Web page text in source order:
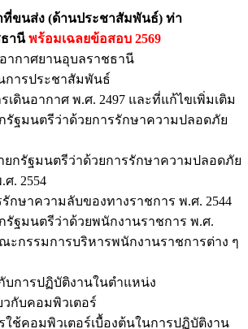
ที่ขนส่ง (ด้านประชาสัมพันธ์) ท่า
านีพร้อมเฉลยข้อสอบ 2569
ากาศยานอุบลราชธานี
การประชาสัมพันธ์
ดินอากาศ พ.ศ. 2497 และที่แก้ไขเพิ่มเติม
รัฐมนตรีว่าด้วยการรักษาความปลอดภัย
ยกรัฐมนตรีว่าด้วยการรักษาความปลอดภัย
. 2554
รักษาความลับของทางราชการ พ.ศ. 2544
รัฐมนตรีว่าด้วยพนักงานราชการ พ.ศ.
ะกรรมการบริหารพนักงานราชการต่าง ๆ
บการปฏิบัติงานในตำแหน่ง
วกับคอมพิวเตอร์
ใช้คอมพิวเตอร์เบื้องต้นในการปฏิบัติงาน